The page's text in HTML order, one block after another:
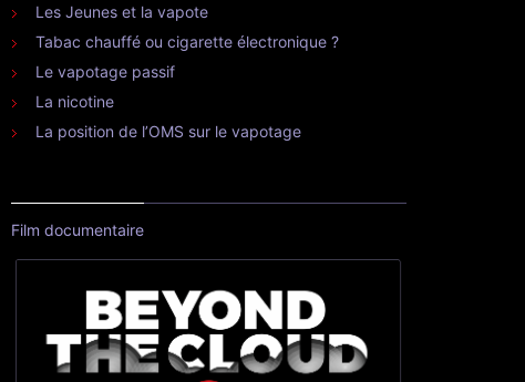
Les Jeunes et la vapote
Tabac chauffé ou cigarette électronique ?
Le vapotage passif
La nicotine
La position de l’OMS sur le vapotage
Film documentaire